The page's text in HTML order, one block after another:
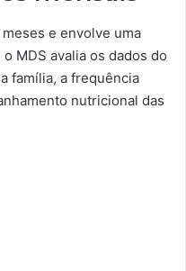
e envolve uma
MDS avalia os dados do
família, a frequência
nutricional das